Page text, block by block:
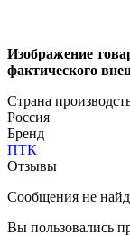
Изображение
фактического
Страна
Россия
Бренд
ПТК
Отзывы
Сообщения не
Вы пользовались